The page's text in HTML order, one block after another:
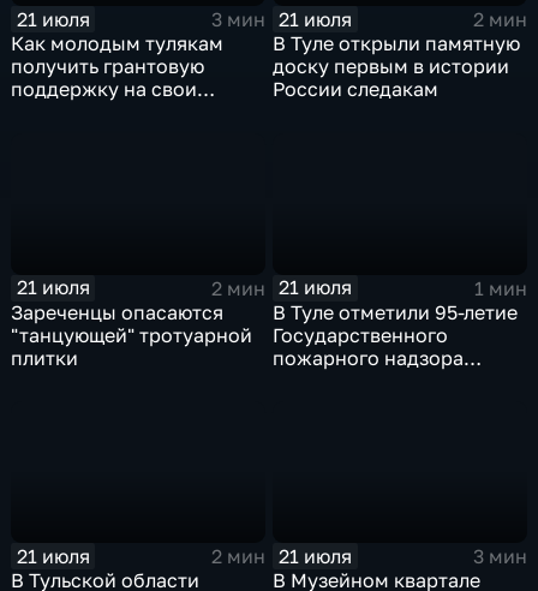
21 июля
3 мин
Как молодым тулякам
получить грантовую
поддержку на свои
21 июля
2 мин
В Туле открыли памятную
доску первым в истории
России следакам
21 июля
2 мин
Зареченцы опасаются
"танцующей" тротуарной
плитки
21 июля
1 мин
В Туле отметили 95-летие
Государственного
пожарного надзора
21 июля
2 мин
В Тульской области
21 июля
3 мин
В Музейном квартале